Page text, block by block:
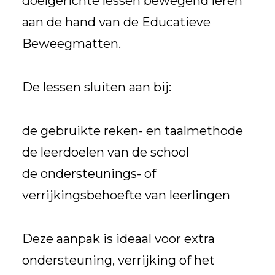
aan de hand van de Educatieve
Beweegmatten.
De lessen sluiten aan bij:
de gebruikte reken- en taalmethode
de leerdoelen van de school
de ondersteunings- of
verrijkingsbehoefte van leerlingen
Deze aanpak is ideaal voor extra
ondersteuning, verrijking of het